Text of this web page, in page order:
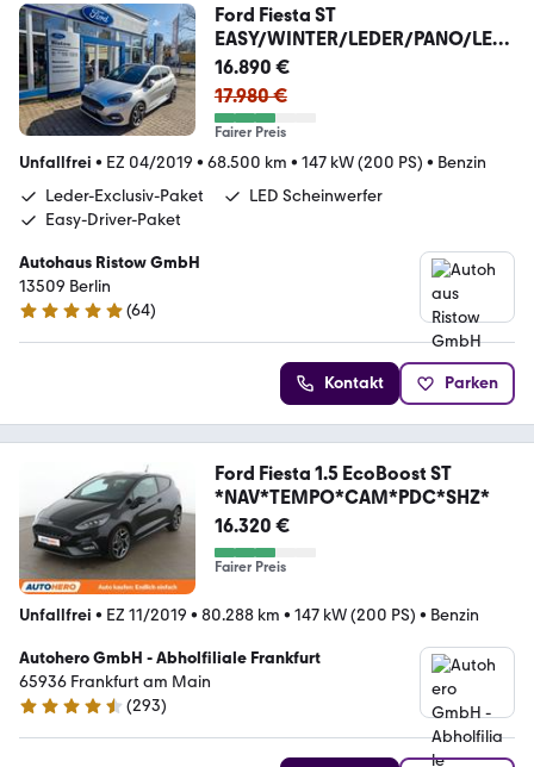
Ford Fiesta ST
EASY/WINTER/LEDER/PANO/LED/
18
16.890 €
17.980 €
Fairer Preis
Unfallfrei • EZ 04/2019 • 68.500 km • 147 kW (200 PS) • Benzin
Leder-Exclusiv-Paket
LED Scheinwerfer
Easy-Driver-Paket
Autohaus Ristow GmbH
13509 Berlin
5 Sterne
(64)
Kontakt Parken
Ford Fiesta 1.5 EcoBoost ST
*NAV*TEMPO*CAM*PDC*SHZ*
16.320 €
Fairer Preis
Unfallfrei • EZ 11/2019 • 80.288 km • 147 kW (200 PS) • Benzin
Autohero GmbH - Abholfiliale Frankfurt
65936 Frankfurt am Main
4.6 Sterne
(293)